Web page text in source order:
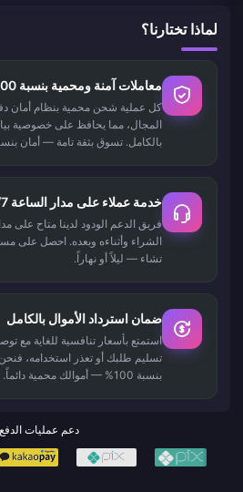
لماذا تختارنا؟
معاملات آمنة ومحمية بنسبة 100%
كل عملية شحن محمية بنظام أمان
المجال، مما يحافظ على خصوصية
بالكامل. تسوق بثقة تامة — أمان بنسبة 100% في كل
خدمة عملاء على مدار الساعة 24/7
فريق الدعم الودود لدينا متاح على
الشراء وأثناءه وبعده. احصل على
تشاء — ليلاً أو نهاراً.
ضمان استرداد الأموال بالكامل
استمتع بأسعار تنافسية للغاية مع
تسليم طلبك أو تعذر استخدامه،
بنسبة 100% — أموالك محمية دائماً.
دعم عمليات الدفع